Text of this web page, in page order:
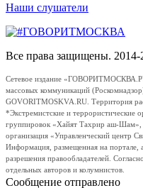
Наши слушатели
Все права защищены.
Сетевое издание
массовых коммуникаций
GOVORITMOSKVA.RU. Территория
*Экстремистские и
группировок «Хайят Тахрир аш-Шам»,
организация «Управленческий центр
Информация, размещенная на портале,
разрешения правообладателей.
отдельных авторов и колумнистов.
Сообщение отправлено